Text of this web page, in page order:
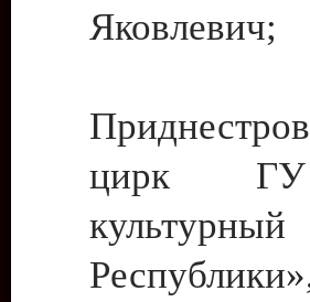
Яковлевич;
цирк ГУ